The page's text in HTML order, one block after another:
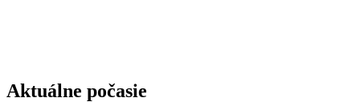
Aktuálne počasie